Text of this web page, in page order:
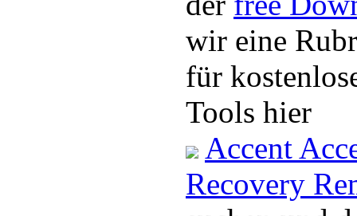
wir eine
für
Tools hier
Accent
Recovery